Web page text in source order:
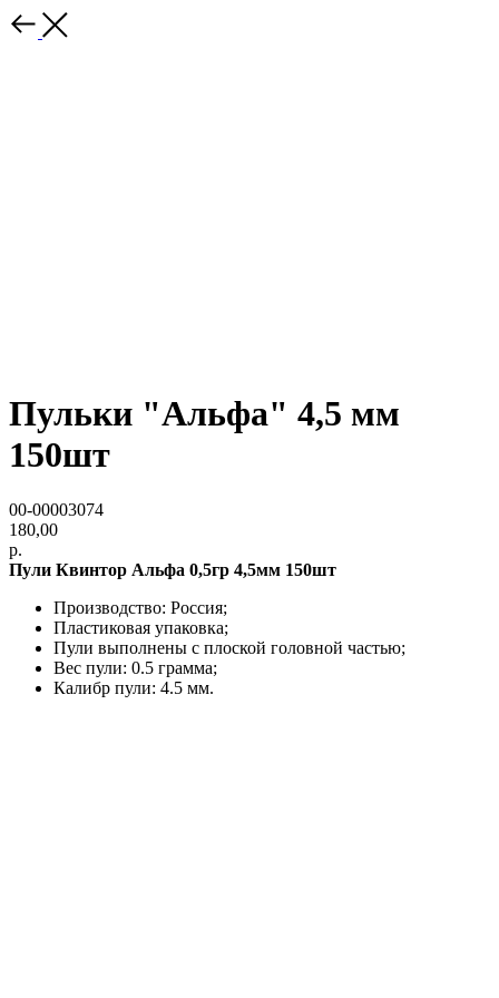
Пульки "Альфа" 4,5 мм
150шт
00-00003074
180,00
р.
Пули Квинтор Альфа 0,5гр 4,5мм 150шт
Производство: Россия;
Пластиковая упаковка;
Пули выполнены с плоской головной частью;
Вес пули: 0.5 грамма;
Калибр пули: 4.5 мм.